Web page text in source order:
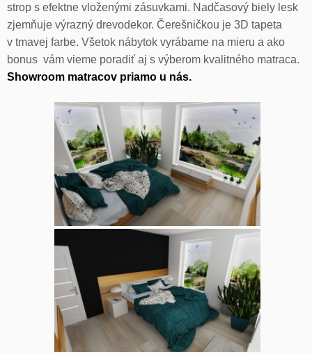
strop s efektne vloženými zásuvkami. Nadčasový biely lesk
zjemňuje výrazný drevodekor. Čerešničkou je 3D tapeta
v tmavej farbe. Všetok nábytok vyrábame na mieru a ako
bonus vám vieme poradiť aj s výberom kvalitného matraca.
Showroom matracov priamo u nás.